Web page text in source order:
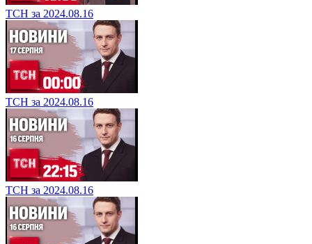
ТСН за 2024.08.16
ТСН за 2024.08.16
ТСН за 2024.08.16